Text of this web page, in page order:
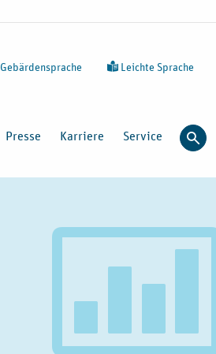
Gebärdensprache Leichte Sprache
Presse Karriere Service